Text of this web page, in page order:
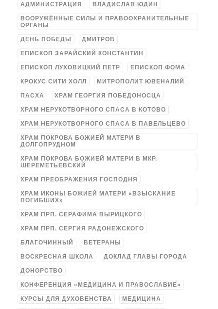
АДМИНИСТРАЦИЯ ВЛАДИСЛАВ ЮДИН
ВООРУЖЁННЫЕ СИЛЫ И ПРАВООХРАНИТЕЛЬНЫЕ
ОРГАНЫ
ДЕНЬ ПОБЕДЫ ДМИТРОВ
ЕПИСКОП ЗАРАЙСКИЙ КОНСТАНТИН
ЕПИСКОП ЛУХОВИЦКИЙ ПЕТР ЕПИСКОП ФОМА
КРОКУС СИТИ ХОЛЛ МИТРОПОЛИТ ЮВЕНАЛИЙ
ПАСХА ХРАМ ГЕОРГИЯ ПОБЕДОНОСЦА
ХРАМ НЕРУКОТВОРНОГО СПАСА В КОТОВО
ХРАМ НЕРУКОТВОРНОГО СПАСА В ПАВЕЛЬЦЕВО
ХРАМ ПОКРОВА БОЖИЕЙ МАТЕРИ В
ДОЛГОПРУДНОМ
ХРАМ ПОКРОВА БОЖИЕЙ МАТЕРИ В МКР.
ШЕРЕМЕТЬЕВСКИЙ
ХРАМ ПРЕОБРАЖЕНИЯ ГОСПОДНЯ
ХРАМ ИКОНЫ БОЖИЕЙ МАТЕРИ «ВЗЫСКАНИЕ
ПОГИБШИХ»
ХРАМ ПРП. СЕРАФИМА ВЫРИЦКОГО
ХРАМ ПРП. СЕРГИЯ РАДОНЕЖСКОГО
БЛАГОЧИННЫЙ ВЕТЕРАНЫ
ВОСКРЕСНАЯ ШКОЛА ДОКЛАД ГЛАВЫ ГОРОДА
ДОНОРСТВО
КОНФЕРЕНЦИЯ «МЕДИЦИНА И ПРАВОСЛАВИЕ»
КУРСЫ ДЛЯ ДУХОВЕНСТВА МЕДИЦИНА